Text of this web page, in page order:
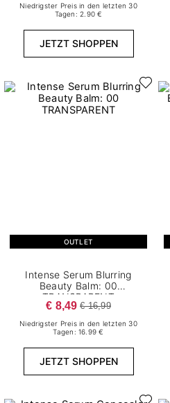
Niedrigster Preis in den letzten 30
Tagen: 2.90 €
JETZT SHOPPEN
OUTLET
Intense Serum Blurring
Beauty Balm: 00
TRANSPARENT
€ 8,49 € 16,99
Niedrigster Preis in den letzten 30
Tagen: 16.99 €
JETZT SHOPPEN